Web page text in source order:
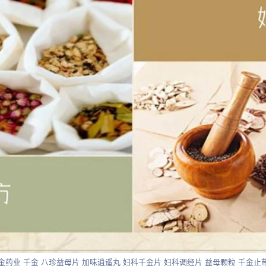
药业 千金 八珍益母片 加味逍遥丸 妇科千金片 妇科调经片 益母颗粒 千金止